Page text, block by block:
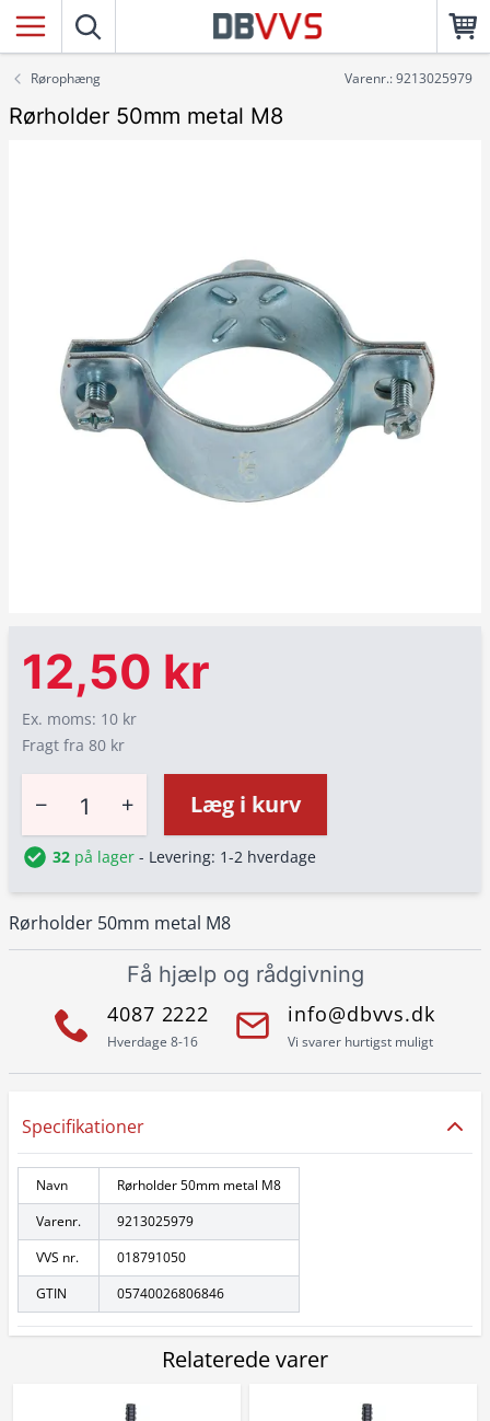
Rørophæng Varenr.: 9213025979
Rørholder 50mm metal M8
Rørholder 50mm metal M8
12,50 kr
Ex. moms: 10 kr
Fragt fra 80 kr
− + Læg i kurv
32 på lager - Levering: 1-2 hverdage
Få hjælp og rådgivning
4087 2222
Hverdage 8-16
info@dbvvs.dk
Vi svarer hurtigst muligt
Specifikationer
Navn
Rørholder 50mm metal M8
Varenr.
9213025979
VVS nr.
018791050
GTIN
05740026806846
Relaterede varer